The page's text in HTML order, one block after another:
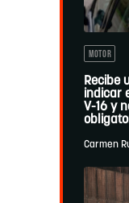
MOTOR
Recibe
indicar
V-16 y
Carmen